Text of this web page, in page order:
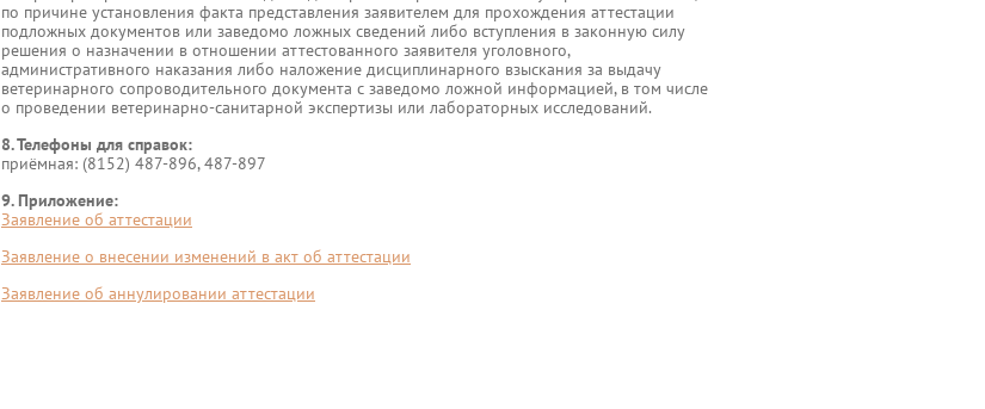
по причине установления факта представления заявителем для прохождения аттестации
подложных документов или заведомо ложных сведений либо вступления в законную силу
решения о назначении в отношении аттестованного заявителя уголовного,
административного наказания либо наложение дисциплинарного взыскания за выдачу
ветеринарного сопроводительного документа с заведомо ложной информацией, в том числе
о проведении ветеринарно-санитарной экспертизы или лабораторных исследований.
8. Телефоны для справок:
приёмная: (8152) 487-896, 487-897
9. Приложение:
Заявление об аттестации
Заявление о внесении изменений в акт об аттестации
Заявление об аннулировании аттестации